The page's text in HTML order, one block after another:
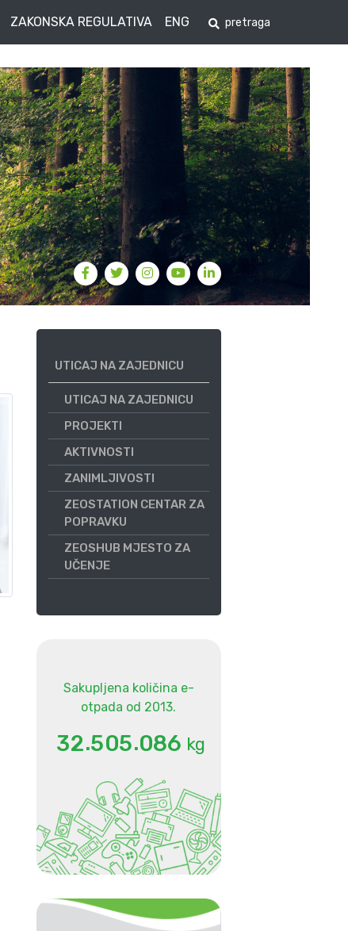
ZAKONSKA REGULATIVA ENG
UTICAJ NA ZAJEDNICU
UTICAJ NA ZAJEDNICU
PROJEKTI
AKTIVNOSTI
ZANIMLJIVOSTI
ZEOSTATION CENTAR ZA
POPRAVKU
ZEOSHUB MJESTO ZA
UČENJE
Sakupljena količina e-
otpada od 2013.
32.505.086 kg